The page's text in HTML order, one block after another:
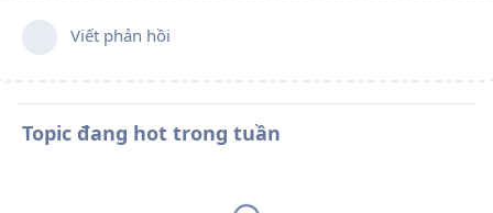
Viết phản hồi
Topic đang hot trong tuần